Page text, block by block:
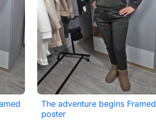
 Szybki podgląd
The adventure begins Framed
poster